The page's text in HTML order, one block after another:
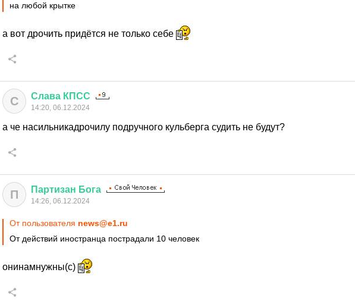
на любой крытке
а вот дрочить придётся не только себе
С Слава КПСС
14:20, 06.12.2024
а че насильникадрочилу подручного кульберга судить не будут?
П Партизан Бога
14:26, 06.12.2024
От пользователя news@e1.ru
От действий иностранца пострадали 10 человек
онинамнужны(с)